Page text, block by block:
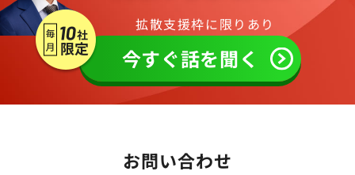
拡散支援枠に限りあり
今すぐ話を聞く
お問い合わせ